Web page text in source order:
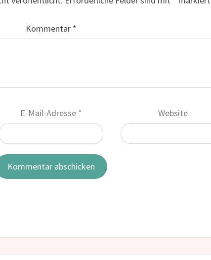
Kommentar *
E-Mail-Adresse * Website